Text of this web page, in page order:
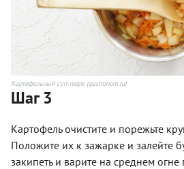
Картофельный суп-пюре (gastronom.ru)
Шаг 3
Картофель очистите и порежьте
Положите их к зажарке и залейте
закипеть и варите на среднем